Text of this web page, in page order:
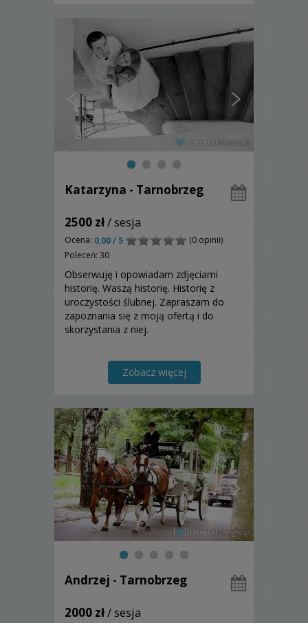
Katarzyna - Tarnobrzeg
2500 zł/ sesja
Ocena: 0,00 / 5
(0 opinii)
Poleceń: 30
Obserwuję i opowiadam zdjęciami
historię. Waszą historię. Historię z
uroczystości ślubnej. Zapraszam do
zapoznania się z moją ofertą i do
skorzystania z niej.
Zobacz więcej
Andrzej - Tarnobrzeg
2000 zł/ sesja